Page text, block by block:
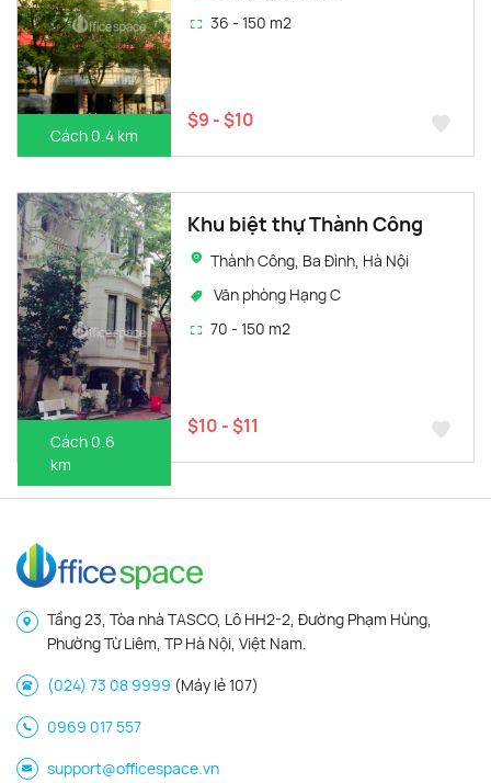
Cách 0.4 km
36 - 150 m2
$9 - $10
Cách 0.6
km
Khu biệt thự Thành Công
Thành Công, Ba Đình, Hà Nội
Văn phòng Hạng C
70 - 150 m2
$10 - $11
Tầng 23, Tòa nhà TASCO, Lô HH2-2, Đường Phạm Hùng,
Phường Từ Liêm, TP Hà Nội, Việt Nam.
(024) 73 08 9999 (Máy lẻ 107)
0969 017 557
support@officespace.vn